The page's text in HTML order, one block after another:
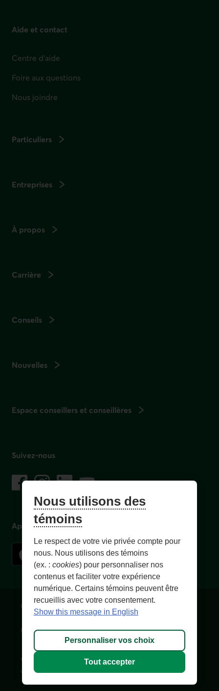
Aide et contact
Centre d'aide
Foire aux questions
Nous joindre
Particuliers
Entreprises
À propos
Carrière
Conseils
Nouvelles
Espace conseillers et conseillères
Suivez-nous
Facebook
– Lien externe au site. Cet hyperlien s'ouvrira dans une
Instagram
– Lien externe au site. Cet hyperlien s'ouvrira dans
LinkedIn
– Lien externe au site. Cet hyperlien
YouTube
– Lien externe au site. Cet hyperlien
Application mobile
Conditions d'utilisation et notes légales
Personnaliser les témoins Accessibilité Plan du site
© 1996-
, Fédération des caisses Desjardins du Québec. Tous
droits réservés.
Nous utilisons des
témoins
Le respect de votre vie privée compte pour
nous. Nous utilisons des témoins
(ex. : cookies) pour personnaliser nos
contenus et faciliter votre expérience
numérique. Certains témoins peuvent être
recueillis avec votre consentement.
Show this message in English
Personnaliser vos choix
Tout accepter